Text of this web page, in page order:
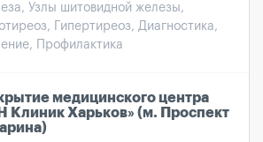
Узлы шитовидной железы,
Гипертиреоз, Диагностика,
Профилактика
медицинского центра
Клиник Харьков» (м. Проспект